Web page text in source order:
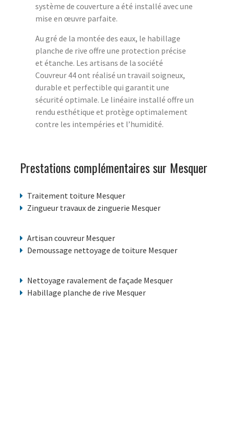
système de couverture a été installé avec une
mise en œuvre parfaite.
Au gré de la montée des eaux, le habillage
planche de rive offre une protection précise
et étanche. Les artisans de la société
Couvreur 44 ont réalisé un travail soigneux,
durable et perfectible qui garantit une
sécurité optimale. Le linéaire installé offre un
rendu esthétique et protège optimalement
contre les intempéries et l’humidité.
Prestations complémentaires sur Mesquer
Traitement toiture Mesquer
Zingueur travaux de zinguerie Mesquer
Artisan couvreur Mesquer
Demoussage nettoyage de toiture Mesquer
Nettoyage ravalement de façade Mesquer
Habillage planche de rive Mesquer